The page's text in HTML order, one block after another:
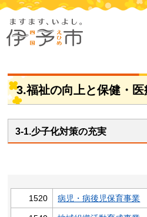
3.福祉の向上と保健・
3-1.少子化対策の充実
1520 病児・病後児保育事業